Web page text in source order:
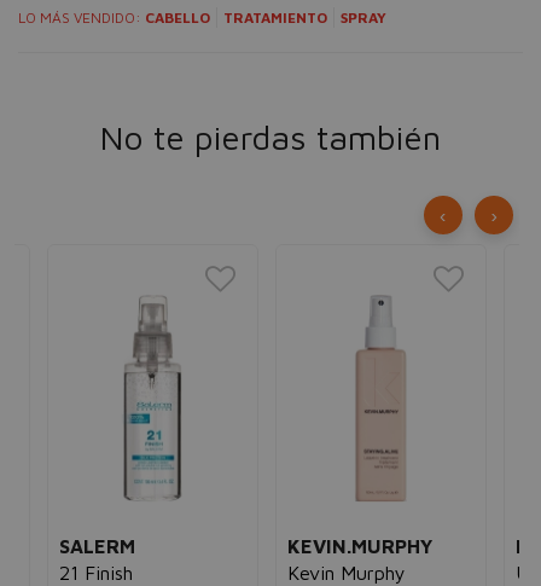
LO MÁS VENDIDO: CABELLO TRATAMIENTO SPRAY
No te pierdas también
SALERM
21 Finish
KEVIN.MURPHY
Kevin Murphy
‹ ›